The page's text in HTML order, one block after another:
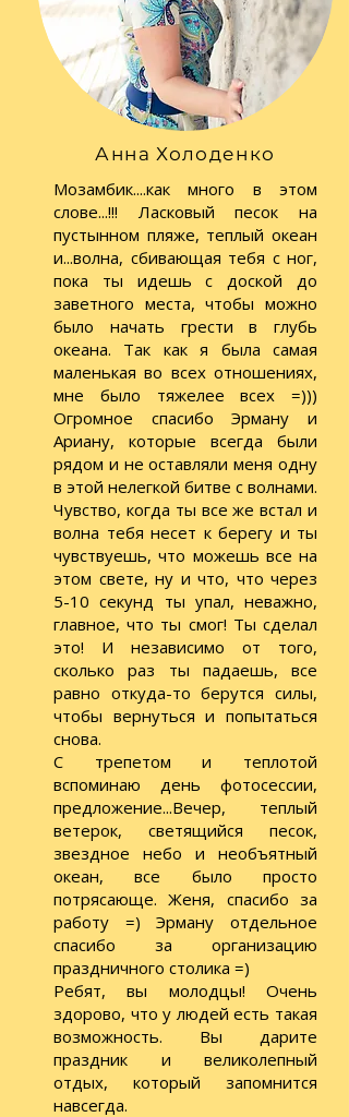
Анна Холоденко
Мозамбик....как много в этом
слове...!!! Ласковый песок на
пустынном пляже, теплый океан
и...волна, сбивающая тебя с ног,
пока ты идешь с доской до
заветного места, чтобы можно
было начать грести в глубь
океана. Так как я была самая
маленькая во всех отношениях,
мне было тяжелее всех =)))
Огромное спасибо Эрману и
Ариану, которые всегда были
рядом и не оставляли меня одну
в этой нелегкой битве с волнами.
Чувство, когда ты все же встал и
волна тебя несет к берегу и ты
чувствуешь, что можешь все на
этом свете, ну и что, что через
5-10 секунд ты упал, неважно,
главное, что ты смог! Ты сделал
это! И независимо от того,
сколько раз ты падаешь, все
равно откуда-то берутся силы,
чтобы вернуться и попытаться
снова.
С трепетом и теплотой
вспоминаю день фотосессии,
предложение...Вечер, теплый
ветерок, светящийся песок,
звездное небо и необъятный
океан, все было просто
потрясающе. Женя, спасибо за
работу =) Эрману отдельное
спасибо за организацию
праздничного столика =)
Ребят, вы молодцы! Очень
здорово, что у людей есть такая
возможность. Вы дарите
праздник и великолепный
отдых, который запомнится
навсегда.